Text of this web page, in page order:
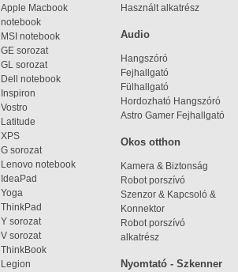
Apple Macbook
notebook
MSI notebook
GE sorozat
GL sorozat
Dell notebook
Inspiron
Vostro
Latitude
XPS
G sorozat
Lenovo notebook
IdeaPad
Yoga
ThinkPad
Y sorozat
V sorozat
ThinkBook
Legion
Használt alkatrész
Audio
Hangszóró
Fejhallgató
Fülhallgató
Hordozható Hangszóró
Astro Gamer Fejhallgató
Okos otthon
Kamera & Biztonság
Robot porszívó
Szenzor & Kapcsoló &
Konnektor
Robot porszívó
alkatrész
Nyomtató - Szkenner